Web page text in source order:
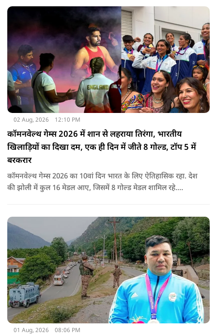
02 Aug, 2026 12:10 PM
कॉमनवेल्थ गेम्स 2026 में शान से लहराया तिरंगा, भारतीय
खिलाड़ियों का दिखा दम, एक ही दिन में जीते 8 गोल्ड, टॉप 5 में
बरकरार
कॉमनवेल्थ गेम्स 2026 का 10वां दिन भारत के लिए ऐतिहासिक रहा. देश
की झोली में कुल 16 मेडल आए, जिसमें 8 गोल्ड मेडल शामिल रहे.
01 Aug, 2026 08:06 PM